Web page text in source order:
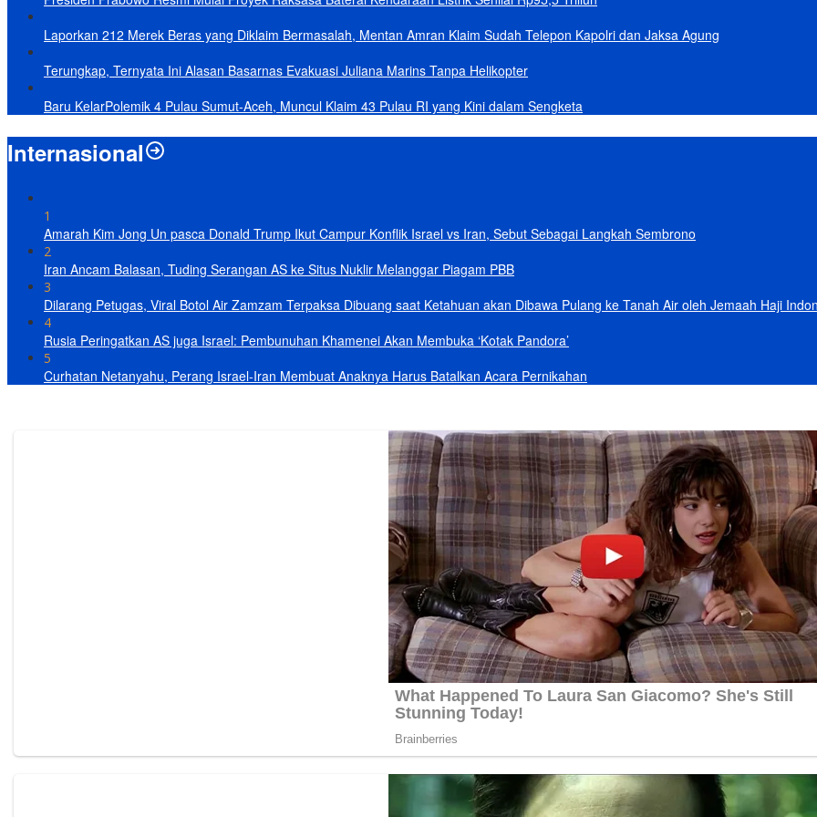
Laporkan 212 Merek Beras yang Diklaim Bermasalah, Mentan Amran Klaim Sudah Telepon Kapolri dan Jaksa Agung
Terungkap, Ternyata Ini Alasan Basarnas Evakuasi Juliana Marins Tanpa Helikopter
Baru KelarPolemik 4 Pulau Sumut-Aceh, Muncul Klaim 43 Pulau RI yang Kini dalam Sengketa
Internasional
1
Amarah Kim Jong Un pasca Donald Trump Ikut Campur Konflik Israel vs Iran, Sebut Sebagai Langkah Sembrono
2
Iran Ancam Balasan, Tuding Serangan AS ke Situs Nuklir Melanggar Piagam PBB
3
Dilarang Petugas, Viral Botol Air Zamzam Terpaksa Dibuang saat Ketahuan akan Dibawa Pulang ke Tanah Air oleh Jemaah Haji
4
Rusia Peringatkan AS juga Israel: Pembunuhan Khamenei Akan Membuka ‘Kotak Pandora’
5
Curhatan Netanyahu, Perang Israel-Iran Membuat Anaknya Harus Batalkan Acara Pernikahan